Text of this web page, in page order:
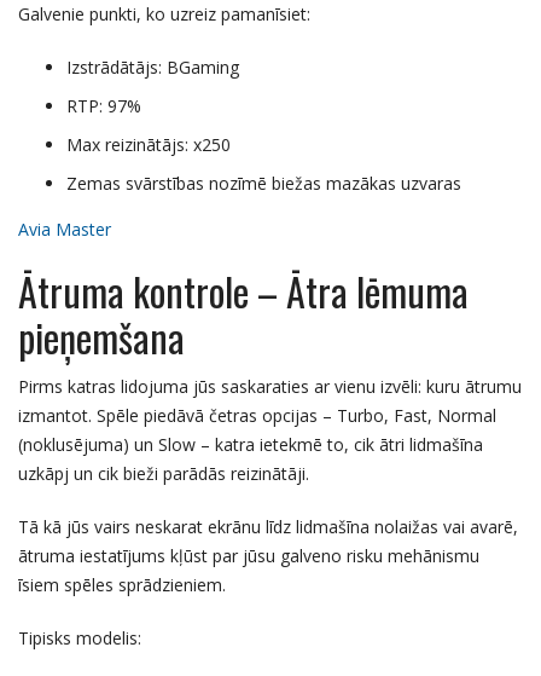
Galvenie punkti, ko uzreiz pamanīsiet:
Izstrādātājs: BGaming
RTP: 97%
Max reizinātājs: x250
Zemas svārstības nozīmē biežas mazākas uzvaras
Avia Master
Ātruma kontrole – Ātra lēmuma
pieņemšana
Pirms katras lidojuma jūs saskaraties ar vienu izvēli: kuru ātrumu
izmantot. Spēle piedāvā četras opcijas – Turbo, Fast, Normal
(noklusējuma) un Slow – katra ietekmē to, cik ātri lidmašīna
uzkāpj un cik bieži parādās reizinātāji.
Tā kā jūs vairs neskarat ekrānu līdz lidmašīna nolaižas vai avarē,
ātruma iestatījums kļūst par jūsu galveno risku mehānismu
īsiem spēles sprādzieniem.
Tipisks modelis: